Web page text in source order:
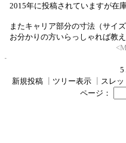
2015年に投稿されていますが在
またキャリア部分の寸法（サイ
お分かりの方いらっしゃれば教え
5
新規投稿
ツリー表示 スレ
ページ：